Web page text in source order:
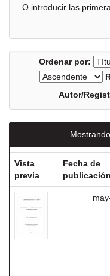
O introducir las
Ordenar por:
Autor/
Vista
previa
Fecha de
publicación